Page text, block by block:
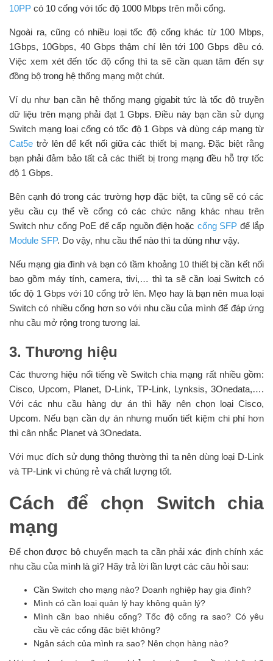
10PP có 10 cổng với tốc độ 1000 Mbps trên mỗi cổng.
Ngoài ra, cũng có nhiều loại tốc độ cổng khác từ 100 Mbps,
1Gbps, 10Gbps, 40 Gbps thậm chí lên tới 100 Gbps đều có.
Việc xem xét đến tốc độ cổng thì ta sẽ cần quan tâm đến sự
đồng bộ trong hệ thống mạng một chút.
Ví dụ như bạn cần hệ thống mạng gigabit tức là tốc độ truyền
dữ liệu trên mạng phải đạt 1 Gbps. Điều này bạn cần sử dụng
Switch mạng loại cổng có tốc độ 1 Gbps và dùng cáp mạng từ
Cat5e trở lên để kết nối giữa các thiết bị mạng. Đặc biệt rằng
bạn phải đảm bảo tất cả các thiết bị trong mạng đều hỗ trợ tốc
độ 1 Gbps.
Bên cạnh đó trong các trường hợp đặc biệt, ta cũng sẽ có các
yêu cầu cụ thể về cổng có các chức năng khác nhau trên
Switch như cổng PoE để cấp nguồn điện hoặc cổng SFP để lắp
Module SFP. Do vậy, nhu cầu thể nào thì ta dùng như vậy.
Nếu mạng gia đình và bạn có tầm khoảng 10 thiết bị cần kết nối
bao gồm máy tính, camera, tivi,… thì ta sẽ cần loại Switch có
tốc độ 1 Gbps với 10 cổng trở lên. Mẹo hay là bạn nên mua loại
Switch có nhiều cổng hơn so với nhu cầu của mình để đáp ứng
nhu cầu mở rộng trong tương lai.
3. Thương hiệu
Các thương hiệu nổi tiếng về Switch chia mạng rất nhiều gồm:
Cisco, Upcom, Planet, D-Link, TP-Link, Lynksis, 3Onedata,….
Với các nhu cầu hàng dự án thì hãy nên chọn loại Cisco,
Upcom. Nếu bạn cần dự án nhưng muốn tiết kiệm chi phí hơn
thì cân nhắc Planet và 3Onedata.
Với mục đích sử dụng thông thường thì ta nên dùng loại D-Link
và TP-Link vì chúng rẻ và chất lượng tốt.
Cách để chọn Switch chia
mạng
Để chọn được bộ chuyển mạch ta cần phải xác định chính xác
nhu cầu của mình là gì? Hãy trả lời lần lượt các câu hỏi sau:
Cần Switch cho mạng nào? Doanh nghiệp hay gia đình?
Mình có cần loại quản lý hay không quản lý?
Mình cần bao nhiêu cổng? Tốc độ cổng ra sao? Có yêu
cầu về các cổng đặc biệt không?
Ngân sách của mình ra sao? Nên chọn hàng nào?